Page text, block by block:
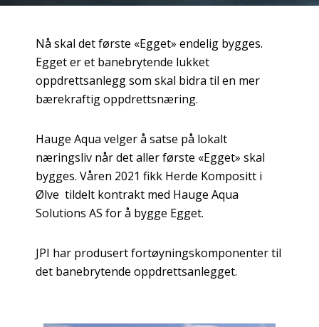
Nå skal det første «Egget» endelig bygges.
Egget er et banebrytende lukket
oppdrettsanlegg som skal bidra til en mer
bærekraftig oppdrettsnæring.
Hauge Aqua velger å satse på lokalt
næringsliv når det aller første «Egget» skal
bygges. Våren 2021 fikk Herde Kompositt i
Ølve tildelt kontrakt med Hauge Aqua
Solutions AS for å bygge Egget.
JPI har produsert fortøyningskomponenter til
det banebrytende oppdrettsanlegget.